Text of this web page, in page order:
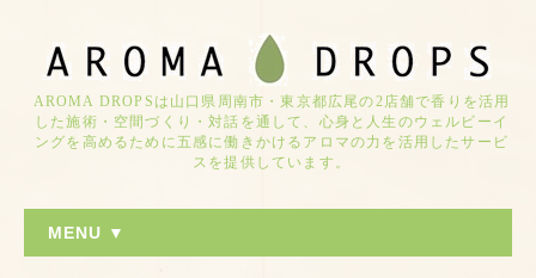
AROMA DROPSは山口県周南市・東京都広尾の2店舗で香りを活用
した施術・空間づくり・対話を通して、心身と人生のウェルビーイ
ングを高めるために五感に働きかけるアロマの力を活用したサービ
スを提供しています。
MENU ▼